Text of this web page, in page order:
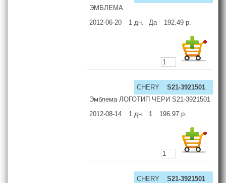
ЭМБЛЕМА
2012-06-20
1 дн. Да 192.49 р.
CHERY
S21-3921501
Эмблема ЛОГОТИП ЧЕРИ S21-3921501
2012-08-14
1 дн. 1 196.97 р.
CHERY
S21-3921501